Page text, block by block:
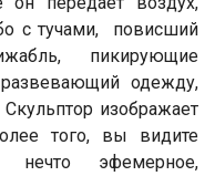
с тучами, повисший
пикирующие
одежду,
изображает
того, вы видите
эфемерное,